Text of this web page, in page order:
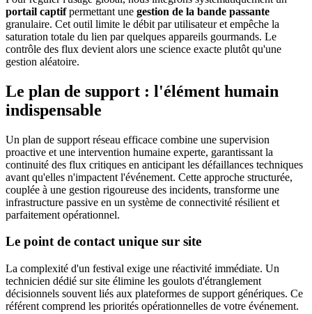
portail captifpermettant une gestion de la bande passante
granulaire. Cet outil limite le débit par utilisateur et empêche la
saturation totale du lien par quelques appareils gourmands. Le
contrôle des flux devient alors une science exacte plutôt qu'une
gestion aléatoire.
Le plan de support : l'élément humain
indispensable
Un plan de support réseau efficace combine une supervision
proactive et une intervention humaine experte, garantissant la
continuité des flux critiques en anticipant les défaillances techniques
avant qu'elles n'impactent l'événement. Cette approche structurée,
couplée à une gestion rigoureuse des incidents, transforme une
infrastructure passive en un système de connectivité résilient et
parfaitement opérationnel.
Le point de contact unique sur site
La complexité d'un festival exige une réactivité immédiate. Un
technicien dédié sur site élimine les goulots d'étranglement
décisionnels souvent liés aux plateformes de support génériques. Ce
référent comprend les priorités opérationnelles de votre événement.